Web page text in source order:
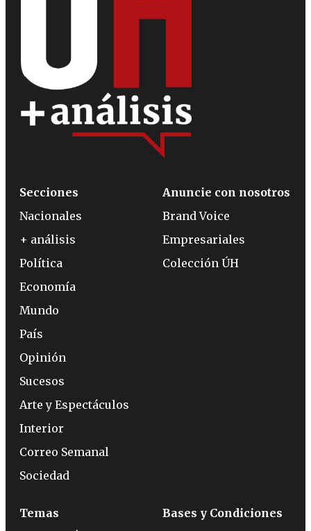
Secciones
Nacionales
+ análisis
Política
Economía
Mundo
País
Opinión
Sucesos
Arte y Espectáculos
Interior
Correo Semanal
Sociedad
Anuncie con nosotros
Brand Voice
Empresariales
Colección ÚH
Temas
Bases y Condiciones